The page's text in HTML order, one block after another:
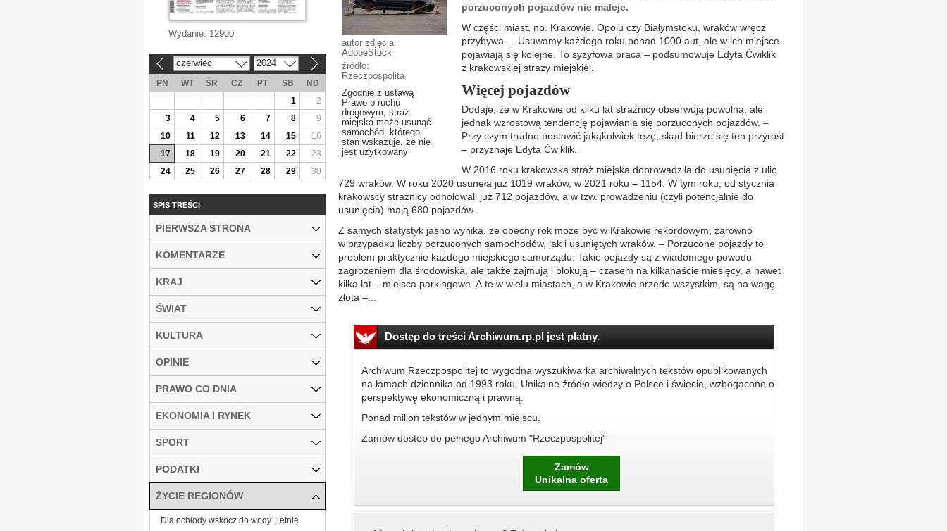
autor zdjęcia:
AdobeStock
źródło:
Rzeczpospolita
Zgodnie z ustawą
Prawo o ruchu
drogowym, straż
miejska może usunąć
samochód, którego
stan wskazuje, że nie
jest użytkowany
porzuconych pojazdów nie maleje.
W części miast, np. Krakowie, Opolu czy Białymstoku, wraków wręcz
przybywa. – Usuwamy każdego roku ponad 1000 aut, ale w ich miejsce
pojawiają się kolejne. To syzyfowa praca – podsumowuje Edyta Ćwiklik
z krakowskiej straży miejskiej.
Więcej pojazdów
Dodaje, że w Krakowie od kilku lat strażnicy obserwują powolną, ale
jednak wzrostową tendencję pojawiania się porzuconych pojazdów. –
Przy czym trudno postawić jakąkolwiek tezę, skąd bierze się ten przyrost
– przyznaje Edyta Ćwiklik.
W 2016 roku krakowska straż miejska doprowadziła do usunięcia z ulic
729 wraków. W roku 2020 usunęła już 1019 wraków, w 2021 roku – 1154. W tym roku, od stycznia
krakowscy strażnicy odholowali już 712 pojazdów, a w tzw. prowadzeniu (czyli potencjalnie do
usunięcia) mają 680 pojazdów.
Z samych statystyk jasno wynika, że obecny rok może być w Krakowie rekordowym, zarówno
w przypadku liczby porzuconych samochodów, jak i usuniętych wraków. – Porzucone pojazdy to
problem praktycznie każdego miejskiego samorządu. Takie pojazdy są z wiadomego powodu
zagrożeniem dla środowiska, ale także zajmują i blokują – czasem na kilkanaście miesięcy, a nawet
kilka lat – miejsca parkingowe. A te w wielu miastach, a w Krakowie przede wszystkim, są na wagę
złota –...
Dostęp do treści Archiwum.rp.pl jest płatny.
Archiwum Rzeczpospolitej to wygodna wyszukiwarka archiwalnych tekstów opublikowanych
na łamach dziennika od 1993 roku. Unikalne źródło wiedzy o Polsce i świecie, wzbogacone o
perspektywę ekonomiczną i prawną.
Ponad milion tekstów w jednym miejscu.
Zamów dostęp do pełnego Archiwum "Rzeczpospolitej"
Zamów
Unikalna oferta
Wydanie: 12900
czerwiec 2024
PN WT ŚR CZ PT SB
ND
1
2
3
4 5 6 7 8
9
10
11 12 13 14 15
16
17
18 19 20 21 22
23
24
25 26 27 28 29 30
SPIS TREŚCI
PIERWSZA STRONA
KOMENTARZE
KRAJ
ŚWIAT
KULTURA
OPINIE
PRAWO CO DNIA
EKONOMIA I RYNEK
SPORT
PODATKI
ŻYCIE REGIONÓW
Dla ochłody wskocz do wody. Letnie